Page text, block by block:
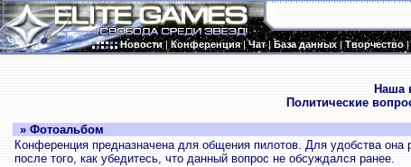
Новости|Конференция|Чат|База данных|Творчество|
Наша
Политические
» Фотоальбом
Конференция предназначена для общения пилотов. Для удобства
после того, как убедитесь, что данный вопрос не обсуждался ранее.